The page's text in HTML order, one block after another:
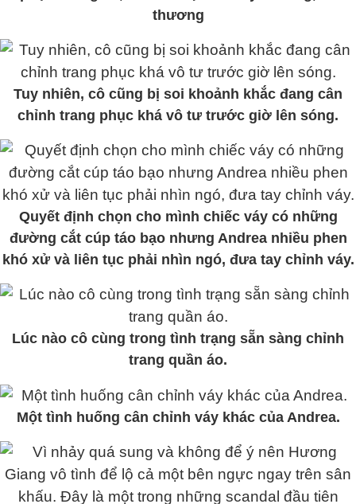
thương
Tuy nhiên, cô cũng bị soi khoảnh khắc đang cân
chỉnh trang phục khá vô tư trước giờ lên sóng.
Quyết định chọn cho mình chiếc váy có những
đường cắt cúp táo bạo nhưng Andrea nhiều phen
khó xử và liên tục phải nhìn ngó, đưa tay chỉnh váy.
Lúc nào cô cùng trong tình trạng sẵn sàng chỉnh
trang quần áo.
Một tình huống cân chỉnh váy khác của Andrea.